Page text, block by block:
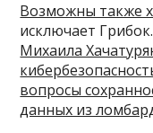
Возможны также
исключает
Михаила
вопросы
данных из